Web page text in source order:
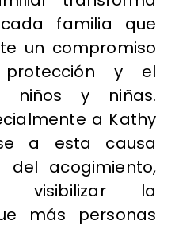
familia que
un compromiso
y el
niños y niñas.
a Kathy
a esta causa
del acogimiento,
visibilizar la
más personas